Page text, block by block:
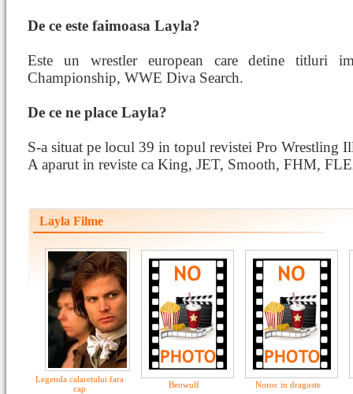
De ce este faimoasa Layla?
Este un wrestler european care detine titluri
Championship, WWE Diva Search.
De ce ne place Layla?
S-a situat pe locul 39 in topul revistei Pro Wrestling
A aparut in reviste ca King, JET, Smooth, FHM,
Layla Filme
Legenda calaretului fara
cap
Beowulf Noroc in dragoste